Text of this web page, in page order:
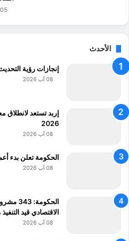
ي
ت
ا
ل
ز
و
ن
05 تموز 2025
الأحدث
إنجازات رؤية
08 آب 2026
إربد تستعد لانطلاق
2026
08 آب 2026
الحكومة تعلن بدء
08 آب 2026
الاقتصادي قيد التنفيذ
08 آب 2026